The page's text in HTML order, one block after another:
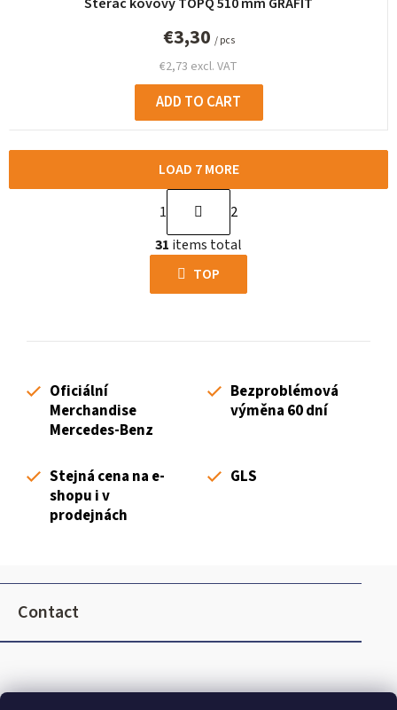
€2,73 excl. VAT
€3,30 / pcs
ADD TO CART
L
i
s
t
n
LOAD 7 MORE
a
g
i
n
i
1
2
31 items total
TOP
Oficiální
Merchandise
Mercedes-Benz
Bezproblémová
výměna 60 dní
Stejná cena na e-
shopu i v
prodejnách
GLS
F
o
e
Contact